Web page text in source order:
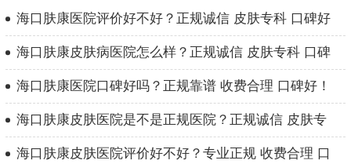
海口肤康医院评价好不好？正规诚信 皮肤专科 口碑好
海口肤康皮肤病医院怎么样？正规诚信 皮肤专科 口碑
海口肤康医院口碑好吗？正规靠谱 收费合理 口碑好！
海口肤康皮肤医院是不是正规医院？正规诚信 皮肤专
海口肤康皮肤医院评价好不好？专业正规 收费合理 口